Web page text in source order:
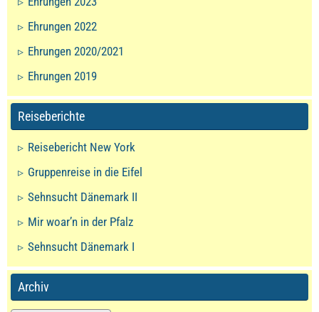
Ehrungen 2022
Ehrungen 2020/2021
Ehrungen 2019
Reiseberichte
Reisebericht New York
Gruppenreise in die Eifel
Sehnsucht Dänemark II
Mir woar’n in der Pfalz
Sehnsucht Dänemark I
Archiv